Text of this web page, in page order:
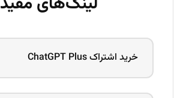
خرید اشتراک ChatGPT Plus